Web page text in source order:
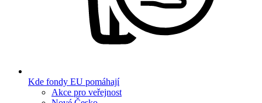
Kde fondy EU pomáhají
Akce pro veřejnost